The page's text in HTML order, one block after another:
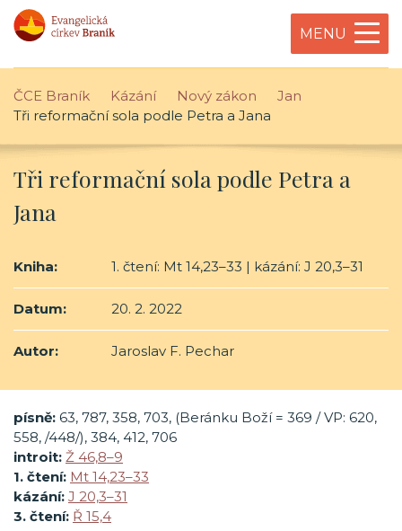
MENU
ČCE Braník Kázání Nový zákon
Jan
Tři reformační sola podle Petra a Jana
Tři reformační sola podle Petra a
Jana
Kniha: 1. čtení: Mt 14,23–33 | kázání: J 20,3–31
Datum: 20. 2. 2022
Autor: Jaroslav F. Pechar
písně: 63, 787, 358, 703, (Beránku Boží = 369 / VP: 620,
558, /448/), 384, 412, 706
introit: Ž 46,8–9
1. čtení: Mt 14,23–33
kázání: J 20,3–31
3. čtení: Ř 15,4